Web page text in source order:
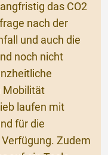
das CO2
nach der
und auch die
noch nicht
Mobilität
laufen mit
für die
Zudem